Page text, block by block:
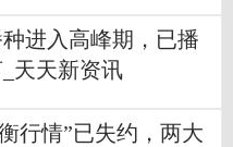
进入高峰期，已播
天天新资讯
行情”已失约，两大